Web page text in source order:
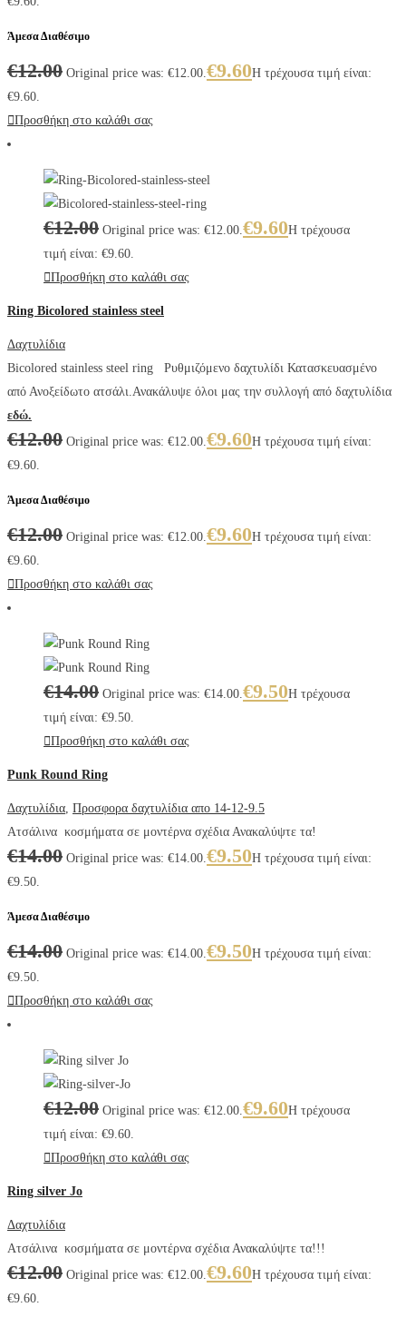
Άμεσα Διαθέσιμο
€12.00 Original price was: €12.00. €9.60Η τρέχουσα τιμή είναι:
€9.60.
Προσθήκη στο καλάθι σας
€12.00 Original price was: €12.00. €9.60Η τρέχουσα
τιμή είναι: €9.60.
Προσθήκη στο καλάθι σας
Ring Bicolored stainless steel
Δαχτυλίδια
Bicolored stainless steel ring Ρυθμιζόμενο δαχτυλίδι Κατασκευασμένο
από Ανοξείδωτο ατσάλι.Ανακάλυψε όλοι μας την συλλογή από δαχτυλίδια
εδώ.
€12.00 Original price was: €12.00. €9.60Η τρέχουσα τιμή είναι:
€9.60.
Άμεσα Διαθέσιμο
€12.00 Original price was: €12.00. €9.60Η τρέχουσα τιμή είναι:
€9.60.
Προσθήκη στο καλάθι σας
€14.00 Original price was: €14.00. €9.50Η τρέχουσα
τιμή είναι: €9.50.
Προσθήκη στο καλάθι σας
Punk Round Ring
Δαχτυλίδια Προσφορα δαχτυλίδια απο 14-12-9.5
Ατσάλινα κοσμήματα σε μοντέρνα σχέδια Ανακαλύψτε τα!
€14.00 Original price was: €14.00. €9.50Η τρέχουσα τιμή είναι:
€9.50.
Άμεσα Διαθέσιμο
€14.00 Original price was: €14.00. €9.50Η τρέχουσα τιμή είναι:
€9.50.
Προσθήκη στο καλάθι σας
€12.00 Original price was: €12.00. €9.60Η τρέχουσα
τιμή είναι: €9.60.
Προσθήκη στο καλάθι σας
Ring silver Jo
Δαχτυλίδια
Ατσάλινα κοσμήματα σε μοντέρνα σχέδια Ανακαλύψτε τα!!!
€12.00 Original price was: €12.00. €9.60Η τρέχουσα τιμή είναι:
€9.60.